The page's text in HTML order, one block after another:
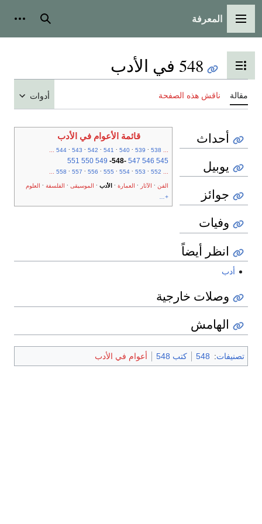
القائمة الرئيسية
المعرفة بحث
تبديل عرض جدول المحتويات
548 في الأدب
مقالة ناقش هذه الصفحة أدوات
قائمة الأعوام في الأدب
...
538
539
540
541
542
543
544
...
545
546
547
-
548
-
549
550
551
...
552
553
554
555
556
557
558
...
الفن الآثار العمارة الأدب الموسيقى الفلسفة
العلوم
+...
أحداث
يوبيل
جوائز
وفيات
انظر أيضاً
أدب
وصلات خارجية
الهامش
تصنيفات:
548 كتب 548 أعوام في الأدب